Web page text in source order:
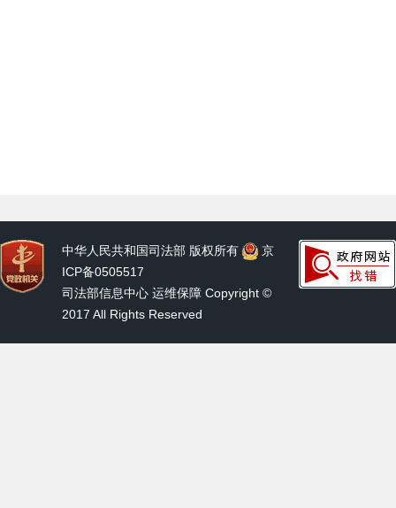
中华人民共和国司法部 版权所有
京
ICP备0505517
司法部信息中心 运维保障 Copyright ©
2017 All Rights Reserved